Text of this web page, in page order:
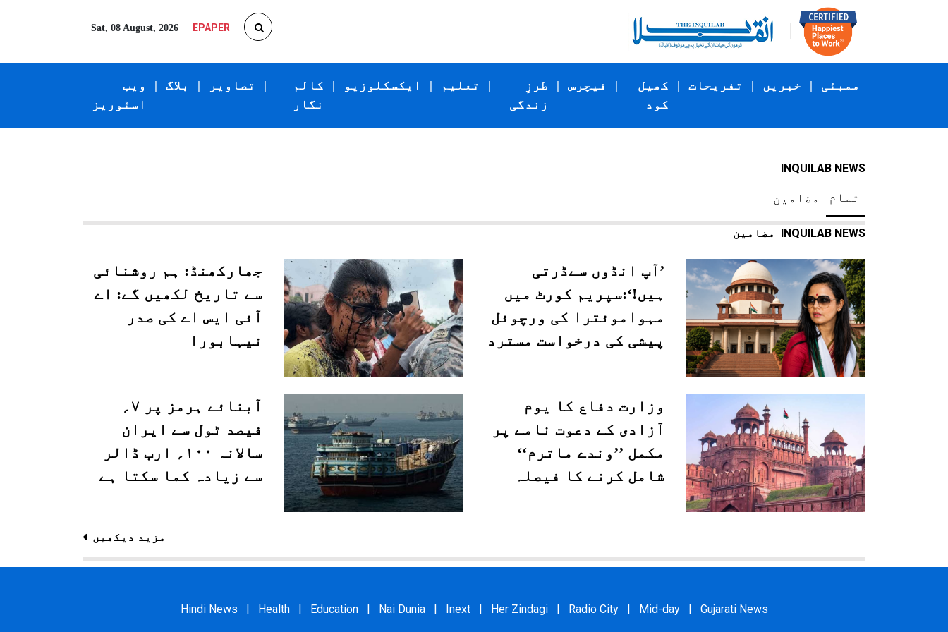
Sat, 08 August, 2026 EPAPER
ویب
اسٹوریز
| بلاگ | تصاویر |
کالم
نگار
| ایکسکلوزیو | تعلیم |
طرزِ
زندگی
| فیچرس |
کھیل
کود
| تفریحات | خبریں | ممبئی
INQUILAB NEWS
مضامین تمام
INQUILAB NEWS
’آپ انڈوں سےڈرتی
ہیں!‘:سپریم کورٹ میں
مہواموئترا کی ورچوئل
پیشی کی درخواست مسترد
جھارکھنڈ: ہم روشنائی
سے تاریخ لکھیں گے: اے
آئی ایس اے کی صدر
نیہابورا
وزارت دفاع کا یوم
آزادی کے دعوت نامے پر
مکمل ’’وندے ماترم‘‘
شامل کرنے کا فیصلہ
آبنائے ہرمز پر ۷؍
فیصد ٹول سے ایران
سالانہ ۱۰۰؍ ارب ڈالر
سے زیادہ کما سکتا ہے
مزید دیکھیں
Hindi News Health Education Nai Dunia Inext Her Zindagi Radio City Mid-day Gujarati News